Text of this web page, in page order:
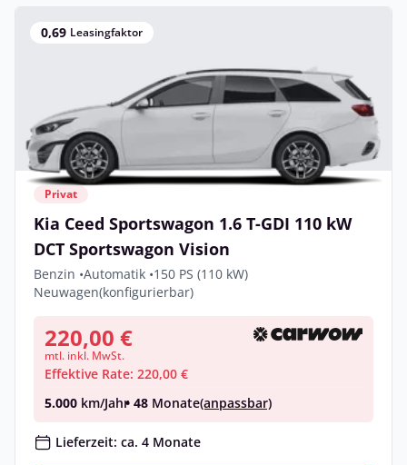
0,69 Leasingfaktor
Privat
Kia Ceed Sportswagon 1.6 T-GDI 110 kW
DCT Sportswagon Vision
Benzin •Automatik •150 PS (110 kW)
Neuwagen(konfigurierbar)
220,00 €
mtl. inkl. MwSt.
Effektive Rate: 220,00 €
5.000 km/Jahr• 48 Monate(anpassbar)
Lieferzeit: ca. 4 Monate